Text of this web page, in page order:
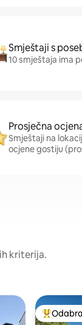
Smještaji s
10 smještaja ima
Prosječna
Smještaji na
ocjene gostiju
kriterija.
Među